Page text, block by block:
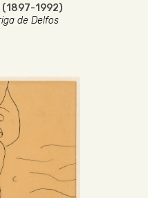
1992)
de Delfos